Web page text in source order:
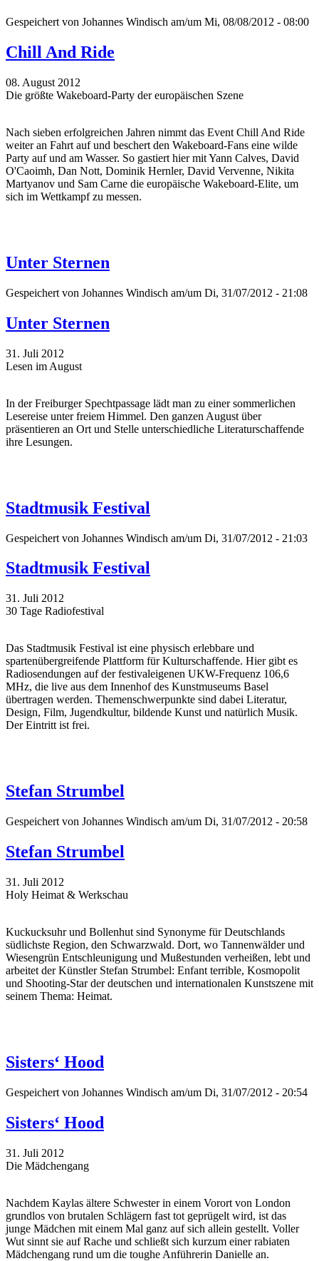
Gespeichert von Johannes Windisch am/um Mi, 08/08/2012 - 08:00
Chill And Ride
08. August 2012
Die größte Wakeboard-Party der europäischen Szene
Nach sieben erfolgreichen Jahren nimmt das Event Chill And Ride
weiter an Fahrt auf und beschert den Wakeboard-Fans eine wilde
Party auf und am Wasser. So gastiert hier mit Yann Calves, David
O'Caoimh, Dan Nott, Dominik Hernler, David Vervenne, Nikita
Martyanov und Sam Carne die europäische Wakeboard-Elite, um
sich im Wettkampf zu messen.
Unter Sternen
Gespeichert von Johannes Windisch am/um Di, 31/07/2012 - 21:08
Unter Sternen
31. Juli 2012
Lesen im August
In der Freiburger Spechtpassage lädt man zu einer sommerlichen
Lesereise unter freiem Himmel. Den ganzen August über
präsentieren an Ort und Stelle unterschiedliche Literaturschaffende
ihre Lesungen.
Stadtmusik Festival
Gespeichert von Johannes Windisch am/um Di, 31/07/2012 - 21:03
Stadtmusik Festival
31. Juli 2012
30 Tage Radiofestival
Das Stadtmusik Festival ist eine physisch erlebbare und
spartenübergreifende Plattform für Kulturschaffende. Hier gibt es
Radiosendungen auf der festivaleigenen UKW-Frequenz 106,6
MHz, die live aus dem Innenhof des Kunstmuseums Basel
übertragen werden. Themenschwerpunkte sind dabei Literatur,
Design, Film, Jugendkultur, bildende Kunst und natürlich Musik.
Der Eintritt ist frei.
Stefan Strumbel
Gespeichert von Johannes Windisch am/um Di, 31/07/2012 - 20:58
Stefan Strumbel
31. Juli 2012
Holy Heimat & Werkschau
Kuckucksuhr und Bollenhut sind Synonyme für Deutschlands
südlichste Region, den Schwarzwald. Dort, wo Tannenwälder und
Wiesengrün Entschleunigung und Mußestunden verheißen, lebt und
arbeitet der Künstler Stefan Strumbel: Enfant terrible, Kosmopolit
und Shooting-Star der deutschen und internationalen Kunstszene mit
seinem Thema: Heimat.
Sisters‘ Hood
Gespeichert von Johannes Windisch am/um Di, 31/07/2012 - 20:54
Sisters‘ Hood
31. Juli 2012
Die Mädchengang
Nachdem Kaylas ältere Schwester in einem Vorort von London
grundlos von brutalen Schlägern fast tot geprügelt wird, ist das
junge Mädchen mit einem Mal ganz auf sich allein gestellt. Voller
Wut sinnt sie auf Rache und schließt sich kurzum einer rabiaten
Mädchengang rund um die toughe Anführerin Danielle an.